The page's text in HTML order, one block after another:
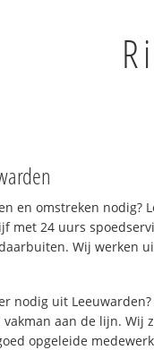
en omstreken nodig?
met 24 uurs
Wij werken
nodig uit
vakman aan de lijn.
opgeleide